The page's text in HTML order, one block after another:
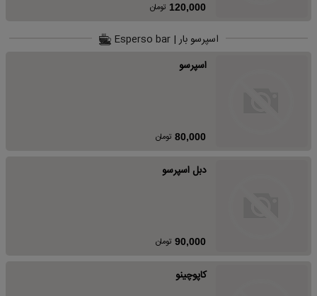
120,000 تومان
اسپرسو بار | Esperso bar
اسپرسو
80,000 تومان
دبل اسپرسو
90,000 تومان
کاپوچینو